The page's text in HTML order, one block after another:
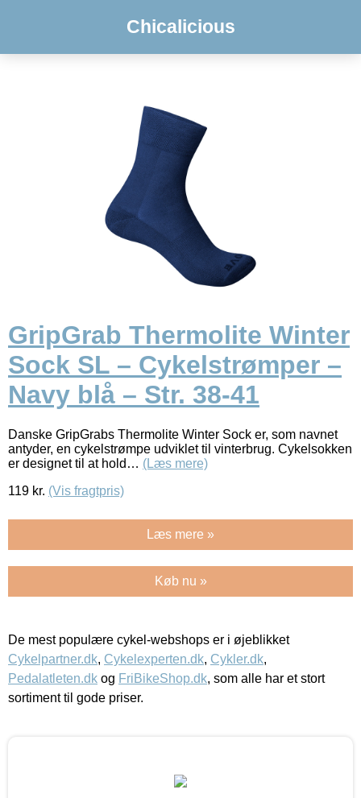
Chicalicious
GripGrab Thermolite Winter
Sock SL – Cykelstrømper –
Navy blå – Str. 38-41
Danske GripGrabs Thermolite Winter Sock er, som navnet
antyder, en cykelstrømpe udviklet til vinterbrug. Cykelsokken
er designet til at hold… (Læs mere)
119 kr. (Vis fragtpris)
Læs mere »
Køb nu »
De mest populære cykel-webshops er i øjeblikket
Cykelpartner.dk, Cykelexperten.dk, Cykler.dk,
Pedalatleten.dk og FriBikeShop.dk, som alle har et stort
sortiment til gode priser.